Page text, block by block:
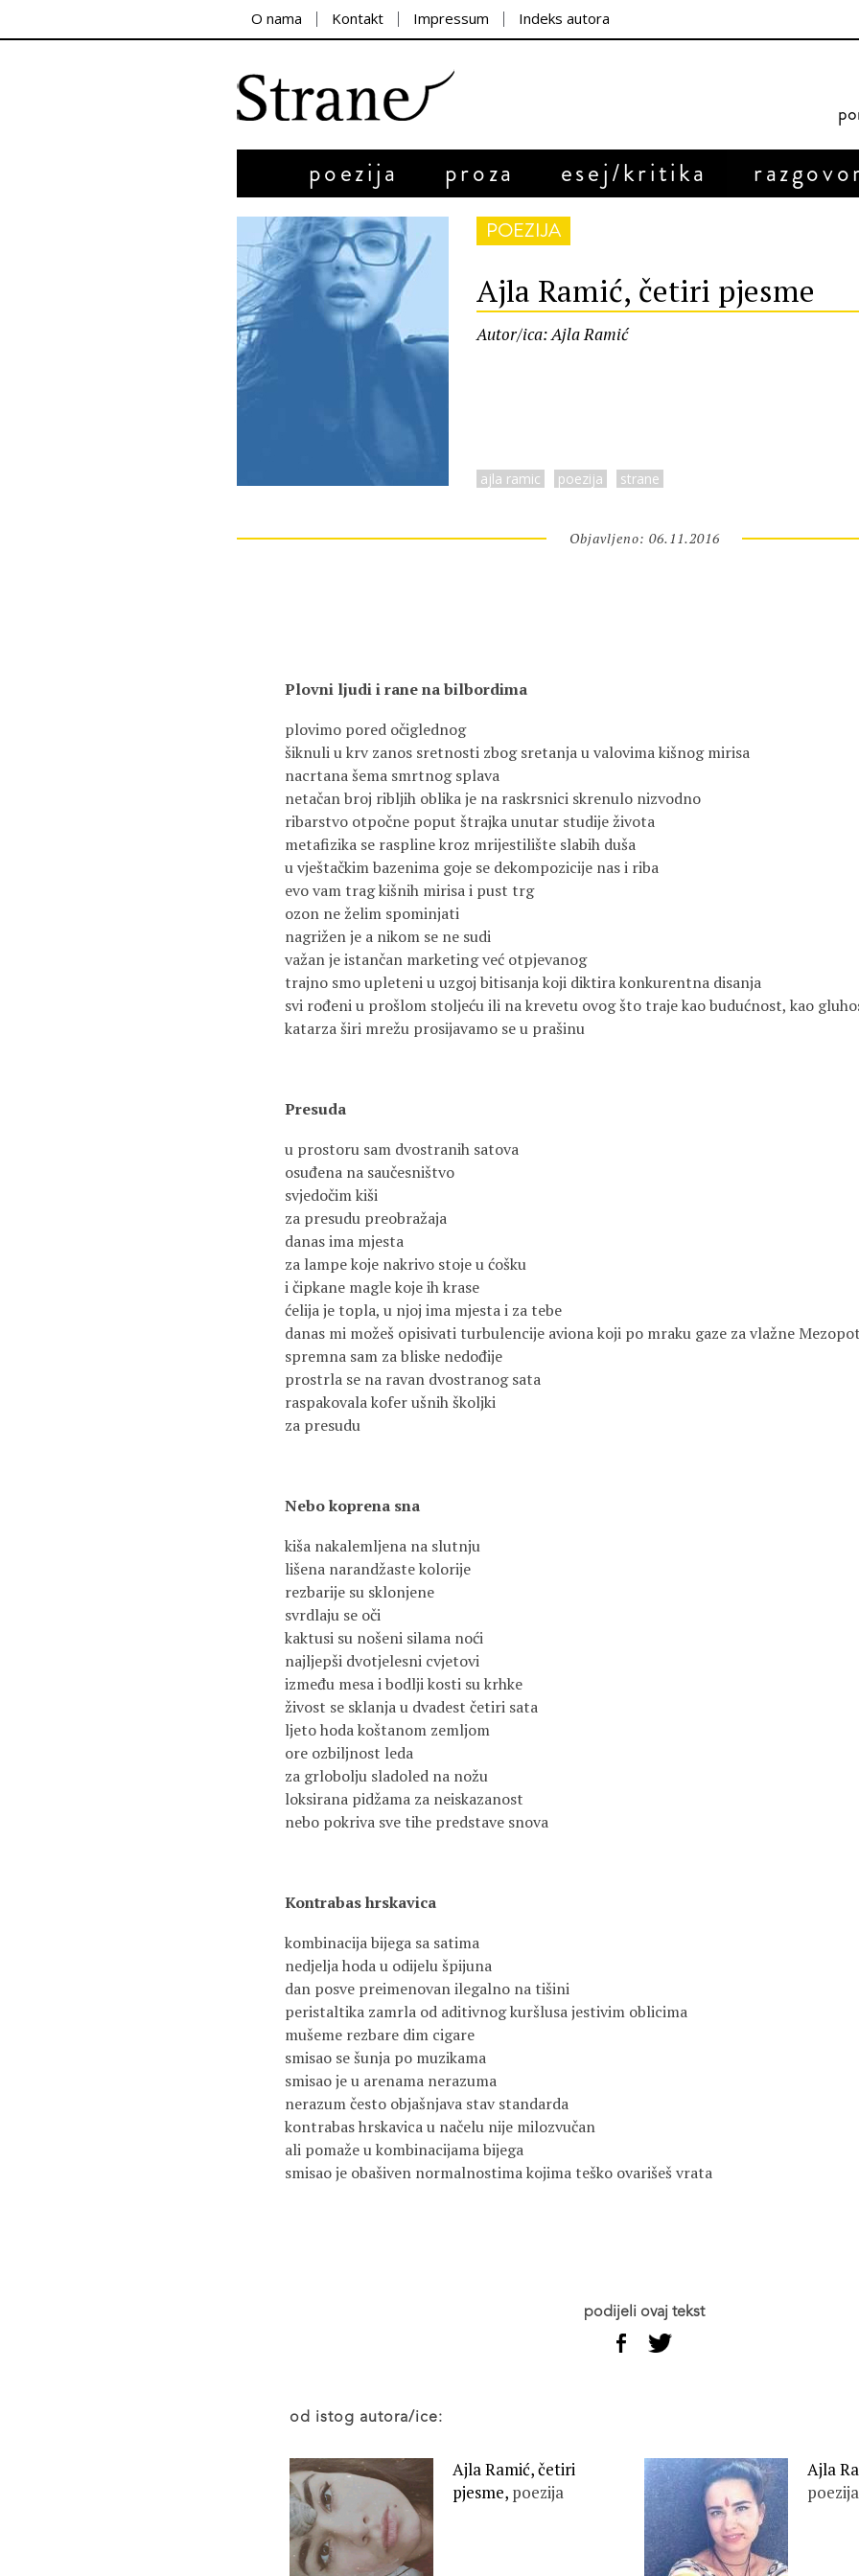
O nama Kontakt Impressum Indeks autora
poezija proza esej/kritika
POEZIJA
Ajla Ramić, četiri pjesme
Autor/ica: Ajla Ramić
ajla ramic poezija strane
Objavljeno: 06.11.2016
Plovni ljudi i rane na bilbordima
plovimo pored očiglednog
šiknuli u krv zanos sretnosti zbog sretanja u valovima kišnog mirisa
nacrtana šema smrtnog splava
netačan broj ribljih oblika je na raskrsnici skrenulo nizvodno
ribarstvo otpočne poput štrajka unutar studije života
metafizika se raspline kroz mrijestilište slabih duša
u vještačkim bazenima goje se dekompozicije nas i riba
evo vam trag kišnih mirisa i pust trg
ozon ne želim spominjati
nagrižen je a nikom se ne sudi
važan je istančan marketing već otpjevanog
trajno smo upleteni u uzgoj bitisanja koji diktira konkurentna disanja
svi rođeni u prošlom stoljeću ili na krevetu ovog što traje kao budućnost, kao
katarza širi mrežu prosijavamo se u prašinu
Presuda
u prostoru sam dvostranih satova
osuđena na saučesništvo
svjedočim kiši
za presudu preobražaja
danas ima mjesta
za lampe koje nakrivo stoje u ćošku
i čipkane magle koje ih krase
ćelija je topla, u njoj ima mjesta i za tebe
danas mi možeš opisivati turbulencije aviona koji po mraku gaze za vlažne
spremna sam za bliske nedođije
prostrla se na ravan dvostranog sata
raspakovala kofer ušnih školjki
za presudu
Nebo koprena sna
kiša nakalemljena na slutnju
lišena narandžaste kolorije
rezbarije su sklonjene
svrdlaju se oči
kaktusi su nošeni silama noći
najljepši dvotjelesni cvjetovi
između mesa i bodlji kosti su krhke
živost se sklanja u dvadest četiri sata
ljeto hoda koštanom zemljom
ore ozbiljnost leda
za grlobolju sladoled na nožu
loksirana pidžama za neiskazanost
nebo pokriva sve tihe predstave snova
Kontrabas hrskavica
kombinacija bijega sa satima
nedjelja hoda u odijelu špijuna
dan posve preimenovan ilegalno na tišini
peristaltika zamrla od aditivnog kuršlusa jestivim oblicima
mušeme rezbare dim cigare
smisao se šunja po muzikama
smisao je u arenama nerazuma
nerazum često objašnjava stav standarda
kontrabas hrskavica u načelu nije milozvučan
ali pomaže u kombinacijama bijega
smisao je obašiven normalnostima kojima teško ovarišeš vrata
podijeli ovaj tekst
od istog autora/ice:
Ajla Ramić, četiri
pjesme, poezija
Ajla
poezija